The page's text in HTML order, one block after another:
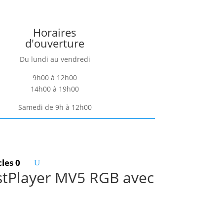
Horaires
d'ouverture
Du lundi au vendredi
9h00 à 12h00
14h00 à 19h00
Samedi de 9h à 12h00
0
MV5 RGB avec